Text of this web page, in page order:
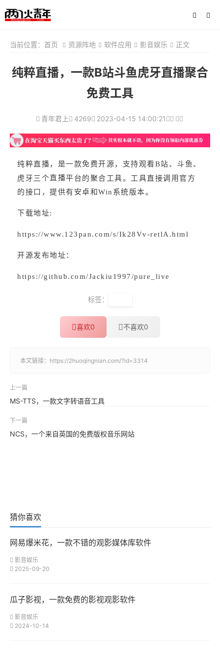
当前位置： 首页 资源阵地 软件应用 影音娱乐 正文
纯粹直播，一款B站斗鱼虎牙直播聚合
免费工具
青年君上 4269 2023-04-15 14:00:21
纯粹直播，是一款免费开源，支持观看B站、斗鱼、
虎牙三个直播平台的聚合工具。工具直接调用官方
的接口，提供有安卓和Win系统版本。
下载地址:
https://www.123pan.com/s/Ik28Vv-retlA.html
开源发布地址：
https://github.com/Jackiu1997/pure_live
标签：
喜欢0 不喜欢0
本文链接： https://2huoqingnian.com/?id=3314
上一篇
MS-TTS，一款文字转语音工具
下一篇
NCS，一个来自英国的免费版权音乐网站
猜你喜欢
网易爆米花，一款不错的观影媒体库软件
影音娱乐
2025-09-20
瓜子影视，一款免费的影视观影软件
影音娱乐
2024-10-14